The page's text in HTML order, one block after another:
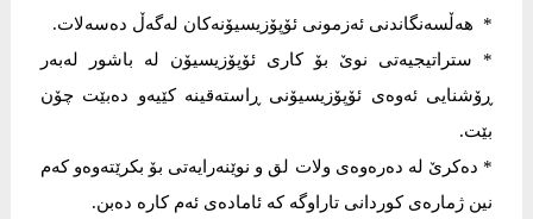
* هەڵسەنگاندنی ئەزمونی ئۆپۆزیسیۆنەكان لەگەڵ دەسەلات.
* ستراتیجیەتی نوێ بۆ كاری ئۆپۆزیسیۆن لە باشور لەبەر
ڕۆشنایی ئەوەی ئۆپۆزیسیۆنی ڕاستەقینە كێیەو دەبێت چۆن
بێت.
* دەكرێ لە دەرەوەی ولات لق و نوێنەرایەتی بۆ بكرێتەوەو كەم
نین ژمارەی كوردانی تاراوگە كە ئامادەی ئەم كارە دەبن.